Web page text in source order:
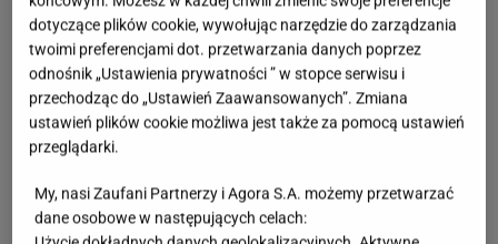
dotyczące plików cookie, wywołując narzędzie do zarządzania
twoimi preferencjami dot. przetwarzania danych poprzez
odnośnik „Ustawienia prywatności ” w stopce serwisu i
przechodząc do „Ustawień Zaawansowanych”. Zmiana
ustawień plików cookie możliwa jest także za pomocą ustawień
przeglądarki.
My, nasi Zaufani Partnerzy i Agora S.A. możemy przetwarzać
dane osobowe w następujących celach: